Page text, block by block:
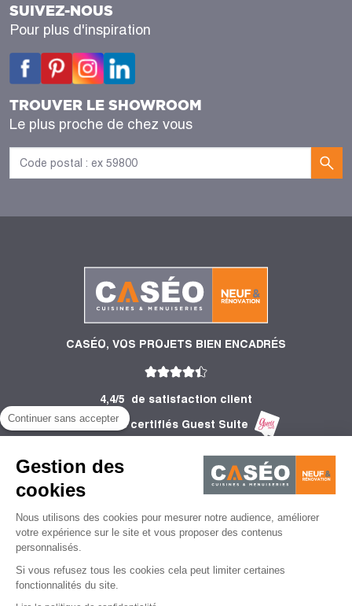
Continuer sans accepter
Gestion des
cookies
Nous utilisons des cookies pour mesurer notre audience, améliorer
votre expérience sur le site et vous proposer des contenus
personnalisés.
Si vous refusez tous les cookies cela peut limiter certaines
fonctionnalités du site.
SUIVEZ-NOUS
Pour plus d'inspiration
TROUVER LE SHOWROOM
Le plus proche de chez vous
CASÉO, VOS PROJETS BIEN ENCADRÉS
4,4/5
de satisfaction client
2 756 Avis certifiés Guest Suite
INFORMATIONS
CONSEILS